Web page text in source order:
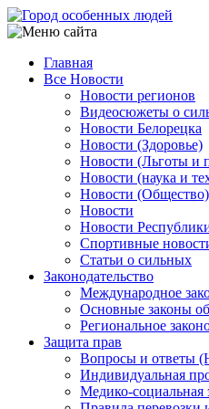
Перейти
к
содержанию
Main
navigation
Главная
Все Новости
Новости регионов
Видеосюжеты о
Новости Белорецка
Новости (Здоровье)
Новости (Льготы и
Новости (наука и
Новости (Общество)
Новости
Новости
Спортивные
Статьи о сильных
Законодательство
Международное
Основные законы
Региональное
Защита прав
Вопросы и ответы
Индивидуальная
Медико-социальная